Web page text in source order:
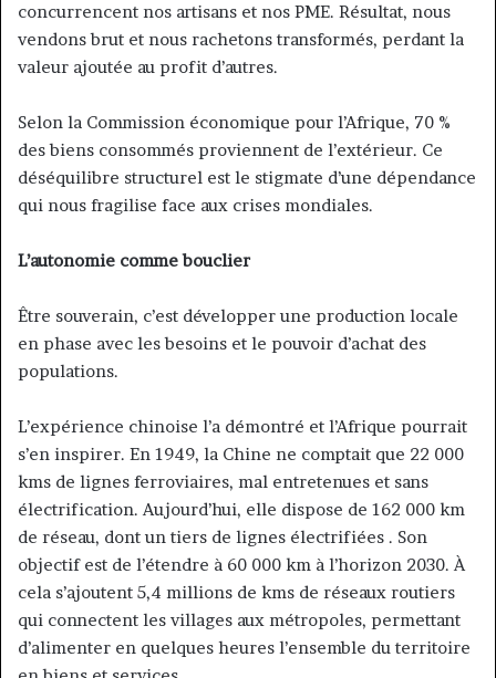
concurrencent nos artisans et nos PME. Résultat, nous
vendons brut et nous rachetons transformés, perdant la
valeur ajoutée au profit d’autres.
Selon la Commission économique pour l’Afrique, 70 %
des biens consommés proviennent de l’extérieur. Ce
déséquilibre structurel est le stigmate d’une dépendance
qui nous fragilise face aux crises mondiales.
L’autonomie comme bouclier
Être souverain, c’est développer une production locale
en phase avec les besoins et le pouvoir d’achat des
populations.
L’expérience chinoise l’a démontré et l’Afrique pourrait
s’en inspirer. En 1949, la Chine ne comptait que 22 000
kms de lignes ferroviaires, mal entretenues et sans
électrification. Aujourd’hui, elle dispose de 162 000 km
de réseau, dont un tiers de lignes électrifiées . Son
objectif est de l’étendre à 60 000 km à l’horizon 2030. À
cela s’ajoutent 5,4 millions de kms de réseaux routiers
qui connectent les villages aux métropoles, permettant
d’alimenter en quelques heures l’ensemble du territoire